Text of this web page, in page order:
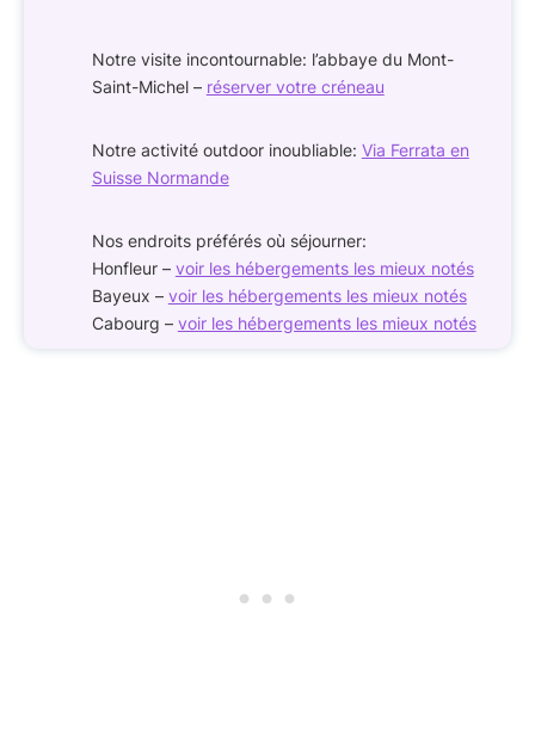
Notre visite incontournable: l’abbaye du Mont-
Saint-Michel – réserver votre créneau
Notre activité outdoor inoubliable: Via Ferrata en
Suisse Normande
Nos endroits préférés où séjourner:
Honfleur – voir les hébergements les mieux notés
Bayeux – voir les hébergements les mieux notés
Cabourg – voir les hébergements les mieux notés